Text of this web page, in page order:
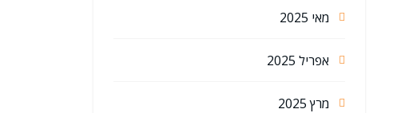
מאי 2025
אפריל 2025
מרץ 2025